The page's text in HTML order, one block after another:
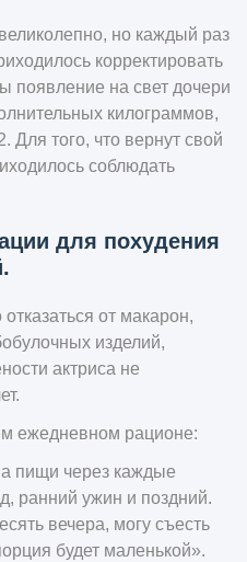
но каждый раз
корректировать
появление на свет дочери
килограммов,
того, что вернут свой
соблюдать
для похудения
от макарон,
изделий,
актриса не
ежедневном рационе:
пищи через каждые
ранний ужин и поздний.
вечера, могу съесть
будет маленькой».